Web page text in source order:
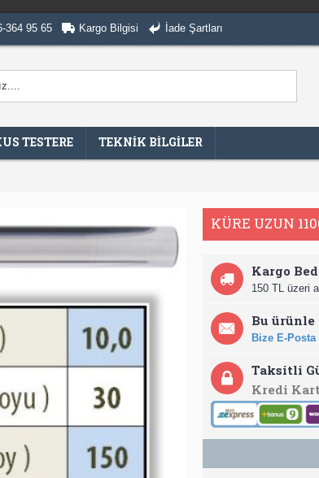
364 95 65 Kargo Bilgisi İade Şartları
TESTERE TEKNİK BİLGİLER
KÜRE UZUN
Kargo
150 TL üzeri
Bu
Bize E-Posta
Taksitli
Kredi